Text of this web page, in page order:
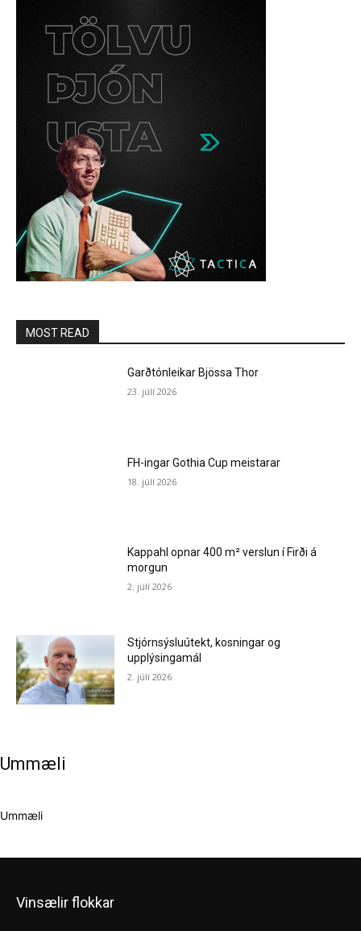
MOST READ
Garðtónleikar Bjössa Thor
23. júlí 2026
FH-ingar Gothia Cup meistarar
18. júlí 2026
Kappahl opnar 400 m² verslun í Firði á
morgun
2. júlí 2026
Stjórnsýsluútekt, kosningar og
upplýsingamál
2. júlí 2026
Ummæli
Ummæli
Vinsælir flokkar